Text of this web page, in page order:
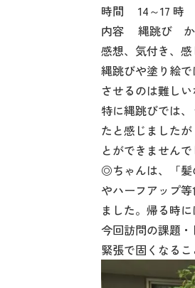
時間 14～17 時
内容 縄跳び か
感想、気付き、感
縄跳びや塗り絵
させるのは難しい
特に縄跳びでは
たと感じました
とができませんで
◎ちゃんは、「髪
やハーフアップ
ました。帰る時
今回訪問の課題・
緊張で固くなる